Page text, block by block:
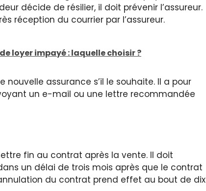
décide de résilier, il doit prévenir l’assureur.
réception du courrier par l’assureur.
loyer impayé : laquelle choisir ?
assurance s’il le souhaite. Il a pour
un e-mail ou une lettre recommandée
fin au contrat après la vente. Il doit
un délai de trois mois après que le contrat
du contrat prend effet au bout de dix